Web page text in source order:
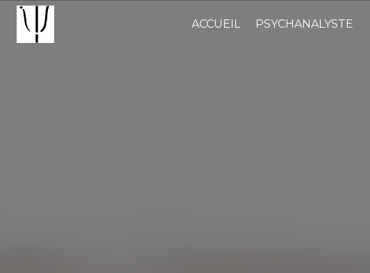
ACCUEIL PSYCHANALYSTE
Panneau de gestion des cookies